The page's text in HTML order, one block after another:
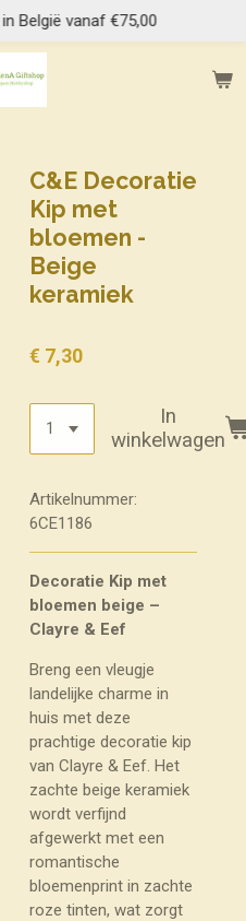
België vanaf €75,00
C&E Decoratie
Kip met
bloemen -
Beige
keramiek
€ 7,30
In
winkelwagen
Artikelnummer:
6CE1186
Decoratie Kip met
bloemen beige –
Clayre & Eef
Breng een vleugje
landelijke charme in
huis met deze
prachtige decoratie kip
van Clayre & Eef. Het
zachte beige keramiek
wordt verfijnd
afgewerkt met een
romantische
bloemenprint in zachte
roze tinten, wat zorgt